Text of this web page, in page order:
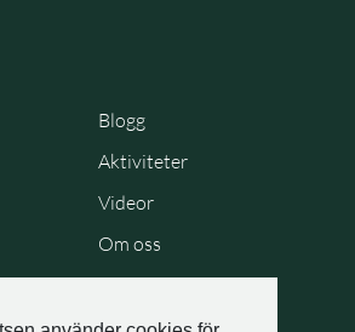
Blogg
Aktiviteter
Videor
Om oss
Personuppgiftspolicy